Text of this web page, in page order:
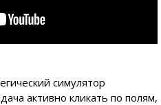
симулятор
активно кликать по полям,